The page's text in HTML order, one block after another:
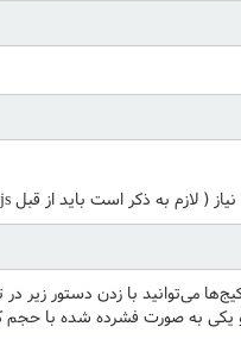
یکی به صورت فشرده شده با حجم